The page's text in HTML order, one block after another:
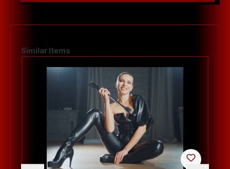
Produktgalerie überspringen
Similar Items